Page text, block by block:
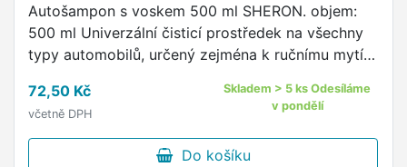
Autošampon s voskem 500 ml SHERON. objem:
500 ml Univerzální čisticí prostředek na všechny
typy automobilů, určený zejména k ručnímu mytí a
72,50 Kč
včetně DPH
Skladem > 5 ks Odesíláme
v pondělí
Do košíku